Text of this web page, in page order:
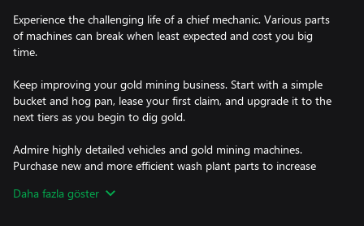
Experience the challenging life of a chief mechanic. Various parts
of machines can break when least expected and cost you big
time.
Keep improving your gold mining business. Start with a simple
bucket and hog pan, lease your first claim, and upgrade it to the
next tiers as you begin to dig gold.
Admire highly detailed vehicles and gold mining machines.
Purchase new and more efficient wash plant parts to increase
Daha fazla göster